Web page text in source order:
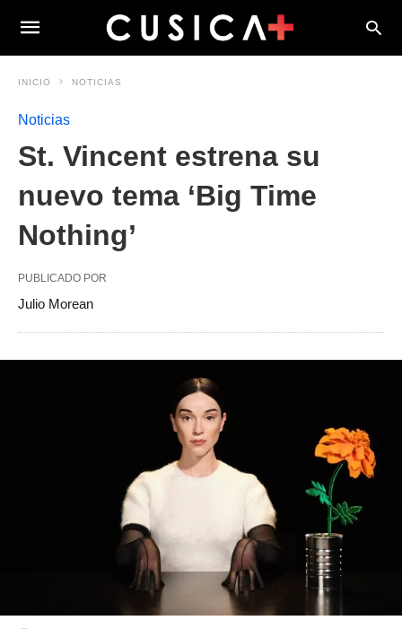
INICIO NOTICIAS
Noticias
St. Vincent estrena su
nuevo tema ‘Big Time
Nothing’
PUBLICADO POR
Julio Morean